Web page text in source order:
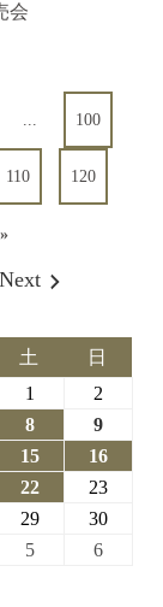
会
... 100
110 120
Next
土
日
日
1
08-
01
22026-
08-
02
82026-
08-
08
92026-
08-
09
152026-
08-
15
162026-
08-
16
222026-
08-
232026-
08-
292026-
302026-
52026-
62026-